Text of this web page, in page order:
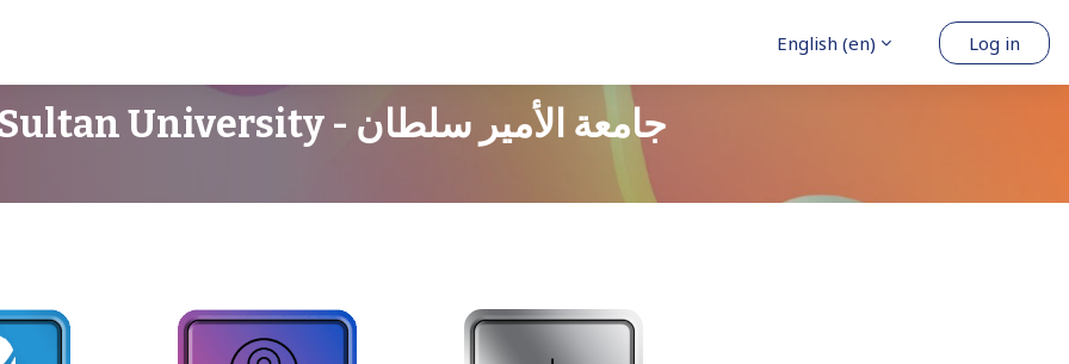
English ‎(en)‎ Log in
Prince Sultan University - جامعة الأمير سلطان